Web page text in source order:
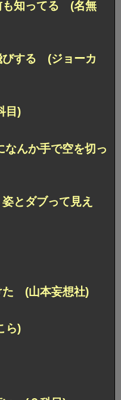
も知ってる (名無
びする (ジョーカ
目)
なんか手で空を切っ
とダブって見え
た (山本妄想社)
ら)